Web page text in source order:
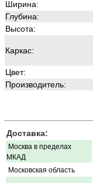
Ширина:
Глубина:
Высота:
Каркас:
Цвет:
Производитель:
Доставка:
Москва в пределах
МКАД
Московская область